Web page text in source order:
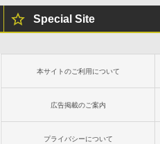
Special Site
本サイトのご利用について
広告掲載のご案内
プライバシーについて